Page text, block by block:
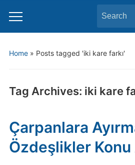
Toggle
mobile
Search
for:
Home» Posts tagged 'iki kare farkı'
Tag Archives: iki kare
Çarpanlara
Özdeşlikler Konu